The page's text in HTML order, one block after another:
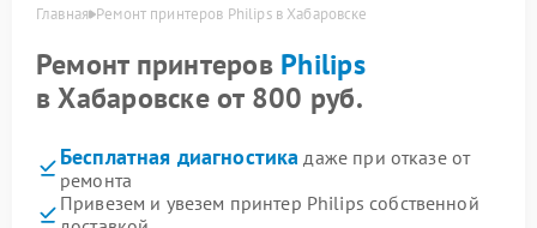
Главная Ремонт принтеров Philips в Хабаровске
Ремонт принтеров Philips
в Хабаровске от 800 руб.
Бесплатная диагностика даже при отказе от
ремонта
Привезем и увезем принтер Philips собственной